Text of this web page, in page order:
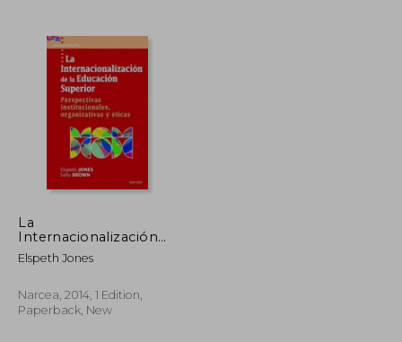
31,91 €
La
Internacionalización
de la Educación
Superior: Perspectivas
Organizativas y Éticas
(in Spanish)
Elspeth Jones
Narcea, 2014, 1 Edition,
Paperback, New